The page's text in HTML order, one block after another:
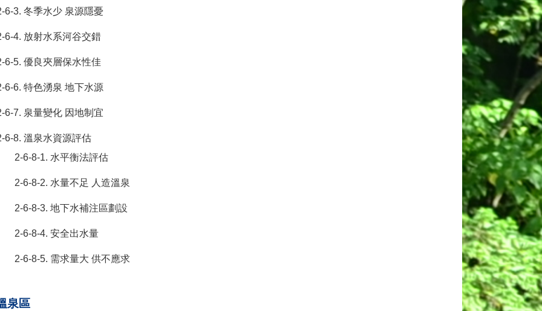
6-3. 冬季水少 泉源隱憂
6-4. 放射水系河谷交錯
6-5. 優良夾層保水性佳
6-6. 特色湧泉 地下水源
6-7. 泉量變化 因地制宜
6-8. 溫泉水資源評估
2-6-8-1. 水平衡法評估
2-6-8-2. 水量不足 人造溫泉
2-6-8-3. 地下水補注區劃設
2-6-8-4. 安全出水量
2-6-8-5. 需求量大 供不應求
泉區